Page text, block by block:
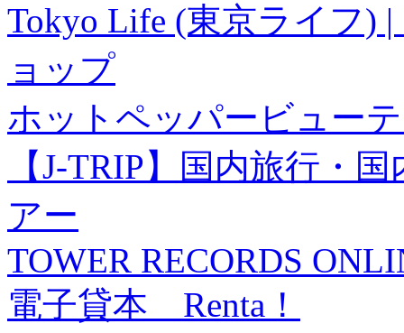
Tokyo Life (東京ライフ)
ョップ
ホットペッパービュー
【J-TRIP】国内旅行・
アー
TOWER RECORDS
電子貸本 Renta！